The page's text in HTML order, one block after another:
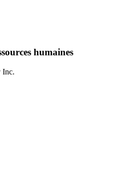
humaines
Inc.